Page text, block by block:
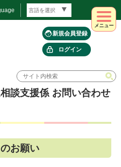
新規会員登録
ログイン
メニュー
談支援係 お問い合わせ
お願い